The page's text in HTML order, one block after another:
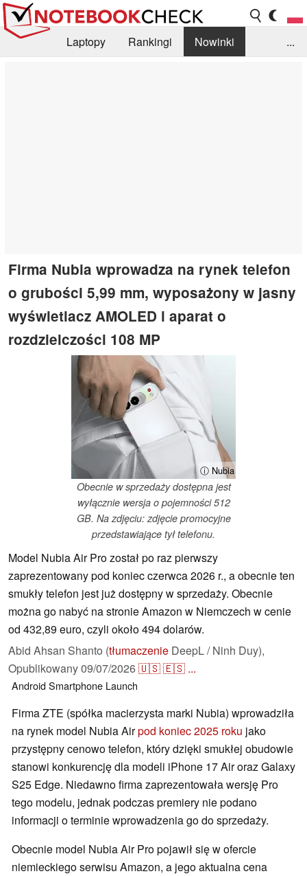
Laptopy Rankingi
Nowinki
...
Firma Nubia wprowadza na rynek telefon
o grubości 5,99 mm, wyposażony w jasny
wyświetlacz AMOLED i aparat o
rozdzielczości 108 MP
ⓘ Nubia
Obecnie w sprzedaży dostępna jest
wyłącznie wersja o pojemności 512
GB. Na zdjęciu: zdjęcie promocyjne
przedstawiające tył telefonu.
Model Nubia Air Pro został po raz pierwszy
zaprezentowany pod koniec czerwca 2026 r., a obecnie ten
smukły telefon jest już dostępny w sprzedaży. Obecnie
można go nabyć na stronie Amazon w Niemczech w cenie
od 432,89 euro, czyli około 494 dolarów.
Abid Ahsan Shanto (tłumaczenie DeepL / Ninh Duy),
Opublikowany09/07/2026🇺🇸🇪🇸 ...
AndroidSmartphone Launch
Firma ZTE (spółka macierzysta marki Nubia) wprowadziła
na rynek model Nubia Airpod koniec 2025 roku jako
przystępny cenowo telefon, który dzięki smukłej obudowie
stanowi konkurencję dla modeli iPhone 17 Air oraz Galaxy
S25 Edge. Niedawno firma zaprezentowała wersję Pro
tego modelu, jednak podczas premiery nie podano
informacji o terminie wprowadzenia go do sprzedaży.
Obecnie model Nubia Air Pro pojawił się w ofercie
niemieckiego serwisu Amazon, a jego aktualna cena